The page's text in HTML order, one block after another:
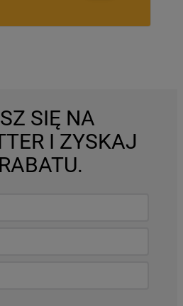
SIĘ NA
I ZYSKAJ